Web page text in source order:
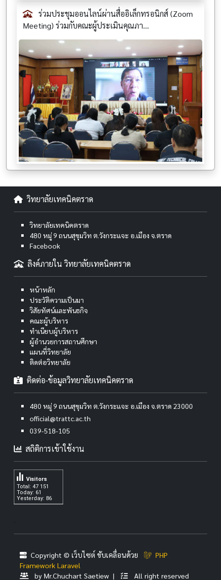
ร่วมประชุมออนไลน์ผ่านสื่ออิเล็กทรอนิกส์ (Zoom
Meeting) ร่วมกับคณะผู้ประเมินคุณภา...
วิทยาลัยเทคนิคตราด
วิทยาลัยเทคนิคตราด
480 หมู่ 9 ถนนสุขุมวิท ต.วังกระแจะ อ.เมือง จ.ตราด
Facebook
ลิงค์ภายใน วิทยาลัยเทคนิคตราด
หน้าหลัก
ประวัติความเป็นมา
วิสัยทัศน์และพันธกิจ
คณะผู้บริหาร
ทำเนียบผู้บริหาร
ผู้อำนวยการสถานศึกษา
แผนที่วิทยาลัย
ติดต่อวิทยาลัย
ติดต่อ-ข้อมูลวิทยาลัยเทคนิคตราด
480 หมู่ 9 ถนนสุขุมวิท ต.วังกระแจะ อ.เมือง จ.ตราด 23000
official@trattc.ac.th
039-518-105
สถิติการเข้าใช้งาน
Total: 47 151
Today: 61
Yesterday: 86
Visitors
Copyright © เว็บไซต์ ขับเคลื่อนด้วย
PHP
Framework Laravel
by Mr.Chuchart Saetiew |
All right reserved